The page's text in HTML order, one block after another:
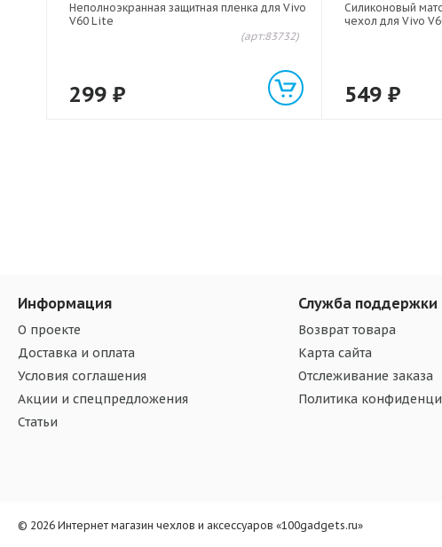
Неполноэкранная защитная пленка для Vivo
V60 Lite
(арт:83732)
299 ₽
Силиконовый
чехол для Vivo
549 ₽
Информация
О проекте
Доставка и оплата
Условия соглашения
Акции и спецпредложения
Статьи
Служба поддержки
Возврат товара
Карта сайта
Отслеживание заказа
Политика
© 2026 Интернет магазин чехлов и аксессуаров «100gadgets.ru»